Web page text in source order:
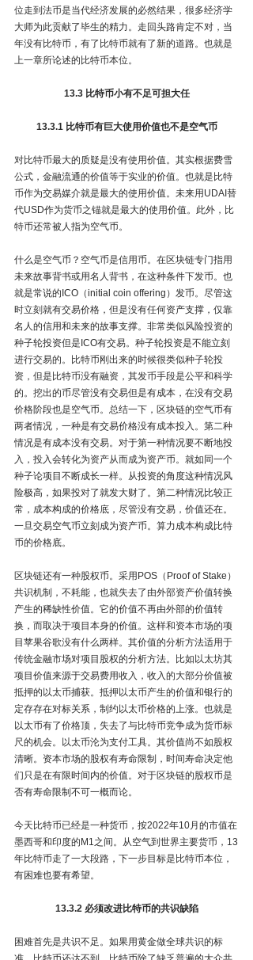
位走到法币是当代经济发展的必然结果，很多经济学
大师为此贡献了毕生的精力。走回头路肯定不对，当
年没有比特币，有了比特币就有了新的道路。也就是
上一章所论述的比特币本位。
13.3 比特币小有不足可担大任
13.3.1 比特币有巨大使用价值也不是空气币
对比特币最大的质疑是没有使用价值。其实根据费雪
公式，金融流通的价值等于实业的价值。也就是比特
币作为交易媒介就是最大的使用价值。未来用UDAI替
代USD作为货币之锚就是最大的使用价值。此外，比
特币还常被人指为空气币。
什么是空气币？空气币是信用币。在区块链专门指用
未来故事背书或用名人背书，在这种条件下发币。也
就是常说的ICO（initial coin offering）发币。尽管这
时立刻就有交易价格，但是没有任何资产支撑，仅靠
名人的信用和未来的故事支撑。非常类似风险投资的
种子轮投资但是ICO有交易。种子轮投资是不能立刻
进行交易的。比特币刚出来的时候很类似种子轮投
资，但是比特币没有融资，其发币手段是公平和科学
的。挖出的币尽管没有交易但是有成本，在没有交易
价格阶段也是空气币。总结一下，区块链的空气币有
两者情况，一种是有交易价格没有成本投入。第二种
情况是有成本没有交易。对于第一种情况要不断地投
入，投入会转化为资产从而成为资产币。就如同一个
种子论项目不断成长一样。从投资的角度这种情况风
险极高，如果投对了就发大财了。第二种情况比较正
常，成本构成的价格底，尽管没有交易，价值还在。
一旦交易空气币立刻成为资产币。算力成本构成比特
币的价格底。
区块链还有一种股权币。采用POS（Proof of Stake）
共识机制，不耗能，也就失去了由外部资产价值转换
产生的稀缺性价值。它的价值不再由外部的价值转
换，而取决于项目本身的价值。这样和资本市场的项
目苹果谷歌没有什么两样。其价值的分析方法适用于
传统金融市场对项目股权的分析方法。比如以太坊其
项目价值来源于交易费用收入，收入的大部分价值被
抵押的以太币捕获。抵押以太币产生的价值和银行的
定存存在对标关系，制约以太币价格的上涨。也就是
以太币有了价格顶，失去了与比特币竞争成为货币标
尺的机会。以太币沦为支付工具。其价值尚不如股权
清晰。资本市场的股权有寿命限制，时间寿命决定他
们只是在有限时间内的价值。对于区块链的股权币是
否有寿命限制不可一概而论。
今天比特币已经是一种货币，按2022年10月的市值在
墨西哥和印度的M1之间。从空气到世界主要货币，13
年比特币走了一大段路，下一步目标是比特币本位，
有困难也要有希望。
13.3.2 必须改进比特币的共识缺陷
困难首先是共识不足。如果用黄金做全球共识的标